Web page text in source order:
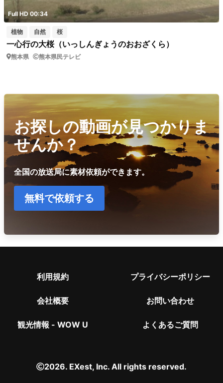
Full HD 00:34
植物 自然 桜
一心行の大桜（いっしんぎょうのおおざくら）
熊本県 熊本県民テレビ
お探しの動画が見つかりま
せんか？
全国の放送局に素材依頼ができます。
無料で依頼する
利用規約 プライバシーポリシー
会社概要 お問い合わせ
観光情報 - WOW U よくあるご質問
2026. EXest, Inc. All rights reserved.